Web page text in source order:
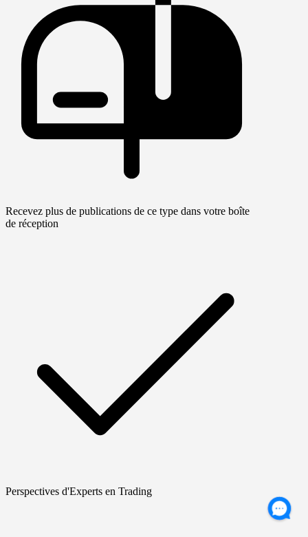
Recevez plus de publications de ce type dans votre boîte
de réception
Perspectives d'Experts en Trading